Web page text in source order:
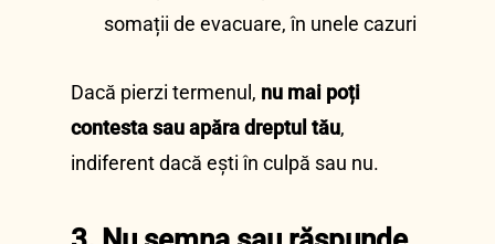
somații de evacuare, în unele cazuri
Dacă pierzi termenul, nu mai poți
contesta sau apăra dreptul tău,
indiferent dacă ești în culpă sau nu.